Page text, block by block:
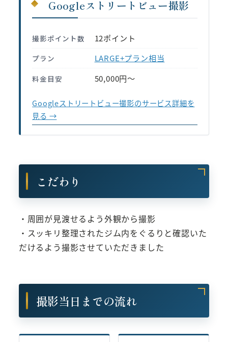
Googleストリートビュー撮影
撮影ポイント数 12ポイント
プラン LARGE+プラン相当
料金目安 50,000円〜
Googleストリートビュー撮影のサービス詳細を
見る →
こだわり
・周囲が見渡せるよう外観から撮影
・スッキリ整理されたジム内をぐるりと確認いた
だけるよう撮影させていただきました
撮影当日までの流れ